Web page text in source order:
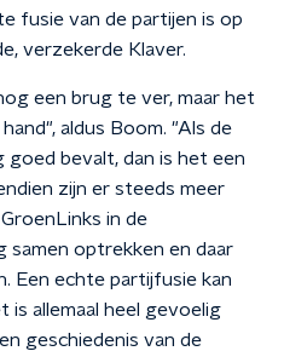
fusie van de partijen is op
verzekerde Klaver.
een brug te ver, maar het
aldus Boom. "Als de
goed bevalt, dan is het een
zijn er steeds meer
in de
samen optrekken en daar
Een echte partijfusie kan
is allemaal heel gevoelig
geschiedenis van de